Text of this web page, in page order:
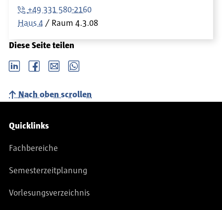
+49 331 580-2160
Haus 4
Raum 4.3.08
Diese Seite teilen
LinkedIn Facebook email Whatsapp
Nach oben scrollen
Service-Navigation
Quicklinks
Fachbereiche
Semesterzeitplanung
Vorlesungsverzeichnis